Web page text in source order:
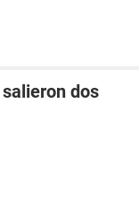
dos